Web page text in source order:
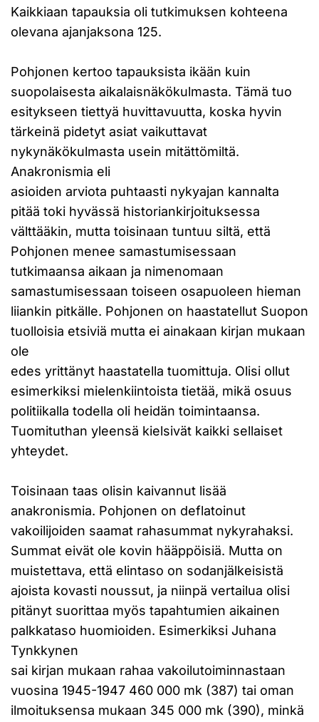
Kaikkiaan tapauksia oli tutkimuksen kohteena
olevana ajanjaksona 125.
Pohjonen kertoo tapauksista ikään kuin
suopolaisesta aikalaisnäkökulmasta. Tämä tuo
esitykseen tiettyä huvittavuutta, koska hyvin
tärkeinä pidetyt asiat vaikuttavat
nykynäkökulmasta usein mitättömiltä.
Anakronismia eli
asioiden arviota puhtaasti nykyajan kannalta
pitää toki hyvässä historiankirjoituksessa
välttääkin, mutta toisinaan tuntuu siltä, että
Pohjonen menee samastumisessaan
tutkimaansa aikaan ja nimenomaan
samastumisessaan toiseen osapuoleen hieman
liiankin pitkälle. Pohjonen on haastatellut Suopon
tuolloisia etsiviä mutta ei ainakaan kirjan mukaan
ole
edes yrittänyt haastatella tuomittuja. Olisi ollut
esimerkiksi mielenkiintoista tietää, mikä osuus
politiikalla todella oli heidän toimintaansa.
Tuomituthan yleensä kielsivät kaikki sellaiset
yhteydet.
Toisinaan taas olisin kaivannut lisää
anakronismia. Pohjonen on deflatoinut
vakoilijoiden saamat rahasummat nykyrahaksi.
Summat eivät ole kovin hääppöisiä. Mutta on
muistettava, että elintaso on sodanjälkeisistä
ajoista kovasti noussut, ja niinpä vertailua olisi
pitänyt suorittaa myös tapahtumien aikainen
palkkataso huomioiden. Esimerkiksi Juhana
Tynkkynen
sai kirjan mukaan rahaa vakoilutoiminnastaan
vuosina 1945-1947 460 000 mk (387) tai oman
ilmoituksensa mukaan 345 000 mk (390), minkä